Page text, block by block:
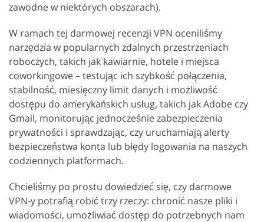
zawodne w niektórych obszarach).
W ramach tej darmowej recenzji VPN oceniliśmy
narzędzia w popularnych zdalnych przestrzeniach
roboczych, takich jak kawiarnie, hotele i miejsca
coworkingowe – testując ich szybkość połączenia,
stabilność, miesięczny limit danych i możliwość
dostępu do amerykańskich usług, takich jak Adobe czy
Gmail, monitorując jednocześnie zabezpieczenia
prywatności i sprawdzając, czy uruchamiają alerty
bezpieczeństwa konta lub błędy logowania na naszych
codziennych platformach.
Chcieliśmy po prostu dowiedzieć się, czy darmowe
VPN-y potrafią robić trzy rzeczy: chronić nasze pliki i
wiadomości, umożliwiać dostęp do potrzebnych nam